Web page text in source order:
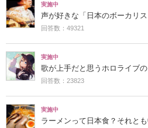
実施中
声が好きな「日本のボーカリス
回答数：49321
実施中
歌が上手だと思うホロライブ
回答数：23823
実施中
ラーメンって日本食？それと